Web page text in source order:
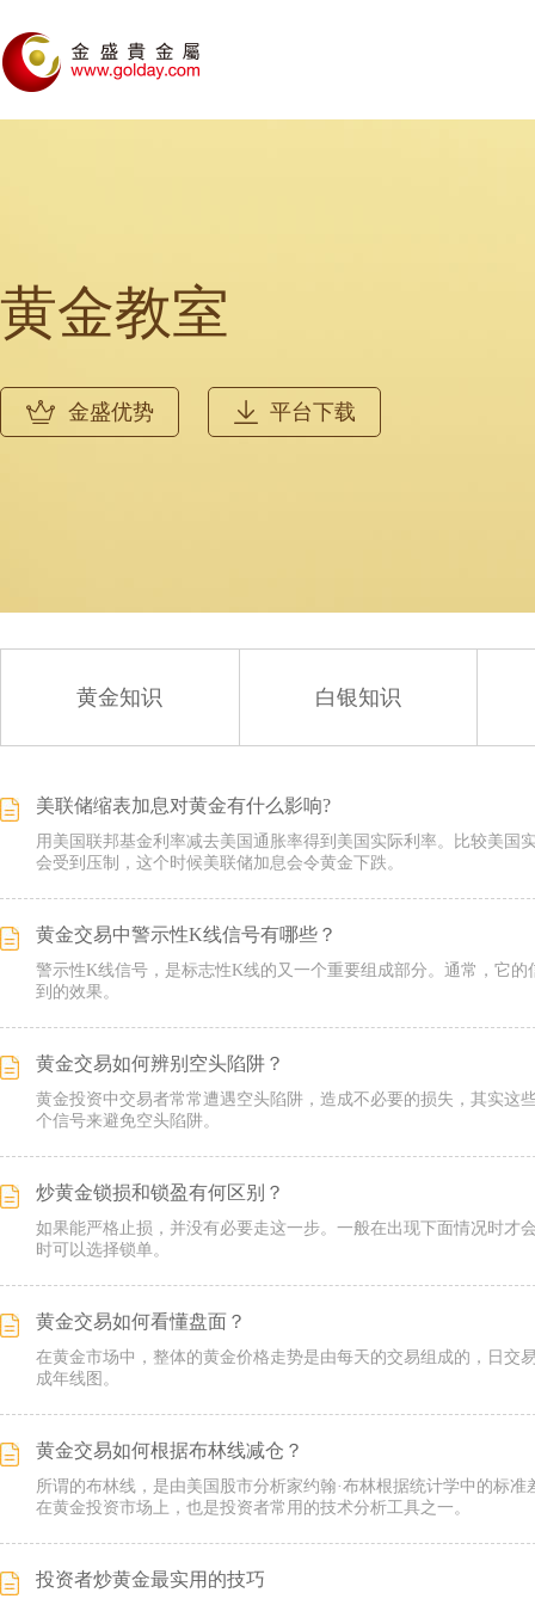
黄金教室
金盛优势 平台下载
黄金知识 白银知识
美联储缩表加息对黄金有什么影响?
用美国联邦基金利率减去美国通胀率得到美国实际利率。比较美国
会受到压制，这个时候美联储加息会令黄金下跌。
黄金交易中警示性K线信号有哪些？
警示性K线信号，是标志性K线的又一个重要组成部分。通常，它
到的效果。
黄金交易如何辨别空头陷阱？
黄金投资中交易者常常遭遇空头陷阱，造成不必要的损失，其实这
个信号来避免空头陷阱。
炒黄金锁损和锁盈有何区别？
如果能严格止损，并没有必要走这一步。一般在出现下面情况时才
时可以选择锁单。
黄金交易如何看懂盘面？
在黄金市场中，整体的黄金价格走势是由每天的交易组成的，日交
成年线图。
黄金交易如何根据布林线减仓？
所谓的布林线，是由美国股市分析家约翰·布林根据统计学中的标
在黄金投资市场上，也是投资者常用的技术分析工具之一。
投资者炒黄金最实用的技巧